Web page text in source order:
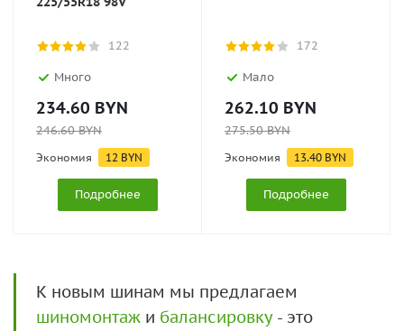
122
Много
234.60 BYN
246.60BYN
Экономия 12 BYN
Подробнее
172
Мало
262.10 BYN
275.50BYN
Экономия 13.40 BYN
Подробнее
К новым шинам мы предлагаем
шиномонтаж и балансировку- это